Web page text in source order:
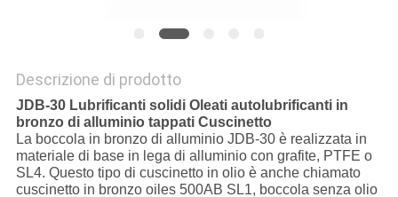
CASI
MAPPA
Descrizione di prodotto
JDB-30 Lubrificanti solidi Oleati autolubrificanti in
bronzo di alluminio tappati Cuscinetto
La boccola in bronzo di alluminio JDB-30 è realizzata in
materiale di base in lega di alluminio con grafite, PTFE o
SL4. Questo tipo di cuscinetto in olio è anche chiamato
cuscinetto in bronzo oiles 500AB SL1, boccola senza olio